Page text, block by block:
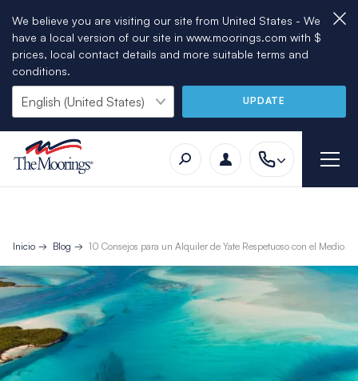
We believe you are visiting our site from United States - We
have a local version of our site in www.moorings.com with $
prices, local contact details and more suitable terms and
conditions.
UPDATE
Inicio Blog 10 Consejos para un Alquiler de Yate Respetuoso con el Medio